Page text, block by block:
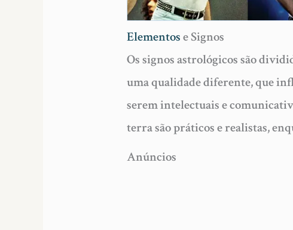
Elementose Signos
Os signos astrológicos são
uma qualidade diferente, que
serem intelectuais e
terra são práticos e realistas,
Anúncios